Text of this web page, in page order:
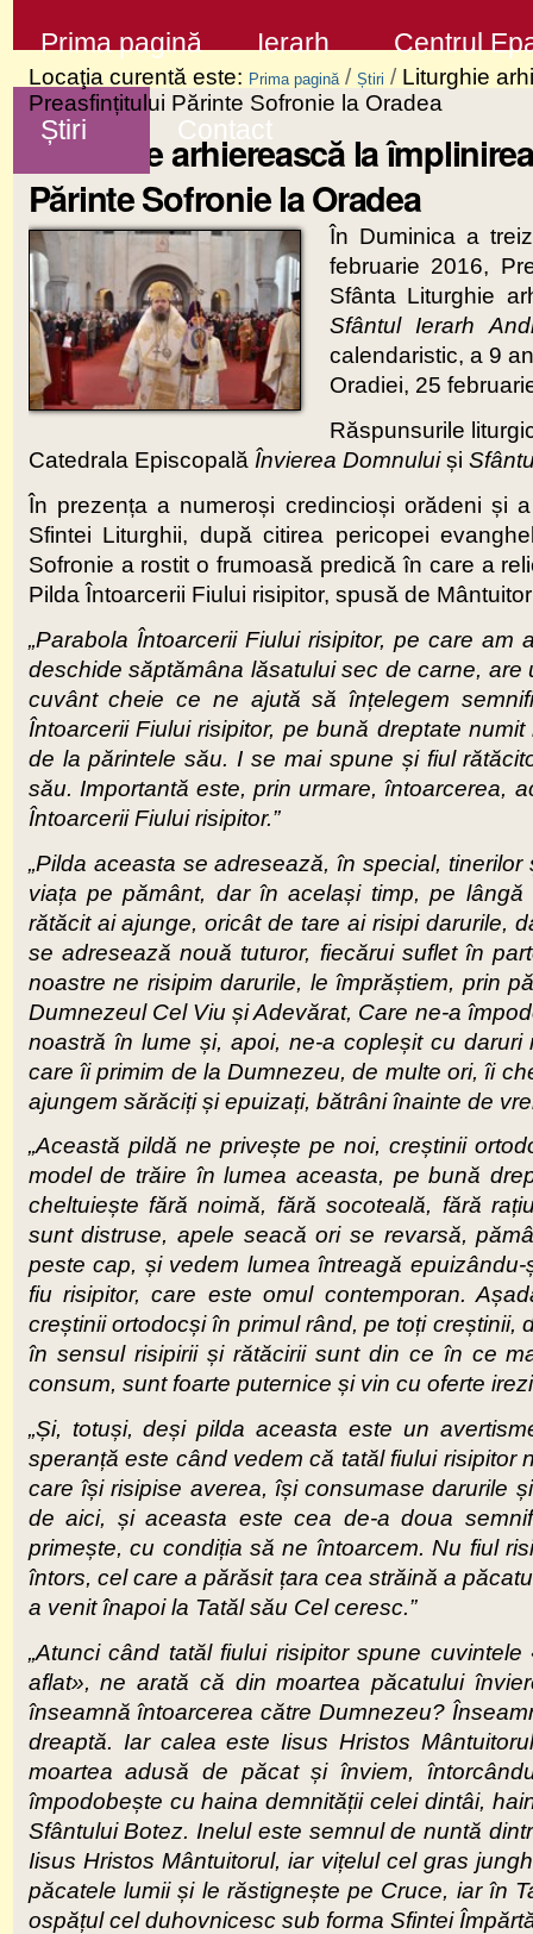
la
conţinut
Sari
la
navigare
Prima pagină Ierarh Centrul
Știri Contact
Locaţia curentă este: Prima pagină / Știri / Liturghie
Preasfințitului Părinte Sofronie la Oradea
Liturghie arhierească la
Părinte Sofronie la Oradea
În Duminica a
februarie 2016,
Sfânta Liturghie
Sfântul Ierarh
calendaristic, a 9
Oradiei, 25
Răspunsurile
Catedrala Episcopală Învierea Domnuluiși
În prezența a numeroși credincioși orădeni și
Sfintei Liturghii, după citirea pericopei
Sofronie a rostit o frumoasă predică în care a
Pilda Întoarcerii Fiului risipitor, spusă de
„Parabola Întoarcerii Fiului risipitor, pe care
deschide săptămâna lăsatului sec de carne,
cuvânt cheie ce ne ajută să înțelegem
Întoarcerii Fiului risipitor, pe bună dreptate
de la părintele său. I se mai spune și fiul
său. Importantă este, prin urmare, întoarcerea,
Întoarcerii Fiului risipitor.”
„Pilda aceasta se adresează, în special,
viața pe pământ, dar în același timp, pe
rătăcit ai ajunge, oricât de tare ai risipi darurile,
se adresează nouă tuturor, fiecărui suflet în
noastre ne risipim darurile, le împrăștiem, prin
Dumnezeul Cel Viu și Adevărat, Care ne-a
noastră în lume și, apoi, ne-a copleșit cu
care îi primim de la Dumnezeu, de multe ori, îi
ajungem sărăciți și epuizați, bătrâni înainte de
„Această pildă ne privește pe noi, creștinii
model de trăire în lumea aceasta, pe bună
cheltuiește fără noimă, fără socoteală, fără
sunt distruse, apele seacă ori se revarsă,
peste cap, și vedem lumea întreagă
fiu risipitor, care este omul contemporan.
creștinii ortodocși în primul rând, pe toți creștinii,
în sensul risipirii și rătăcirii sunt din ce în ce
consum, sunt foarte puternice și vin cu oferte
„Și, totuși, deși pilda aceasta este un
speranță este când vedem că tatăl fiului risipitor
care își risipise averea, își consumase darurile
de aici, și aceasta este cea de-a doua
primește, cu condiția să ne întoarcem. Nu fiul
întors, cel care a părăsit țara cea străină a
a venit înapoi la Tatăl său Cel ceresc.”
„Atunci când tatăl fiului risipitor spune
aflat», ne arată că din moartea păcatului
înseamnă întoarcerea către Dumnezeu?
dreaptă. Iar calea este Iisus Hristos
moartea adusă de păcat și înviem,
împodobește cu haina demnității celei dintâi,
Sfântului Botez. Inelul este semnul de nuntă
Iisus Hristos Mântuitorul, iar vițelul cel gras
păcatele lumii și le răstignește pe Cruce, iar în
ospățul cel duhovnicesc sub forma Sfintei